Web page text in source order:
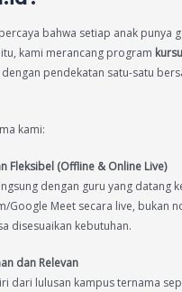
bahwa setiap anak punya
kami merancang program
dengan pendekatan satu-satu
kami:
Fleksibel (Offline & Online Live)
dengan guru yang datang
Google Meet secara live, bukan
disesuaikan kebutuhan.
dan Relevan
dari lulusan kampus ternama